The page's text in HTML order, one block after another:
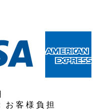
お客様負担